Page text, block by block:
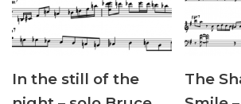
In the still of the
The